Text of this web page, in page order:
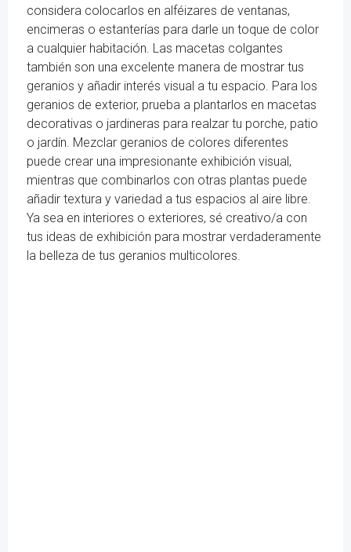
considera colocarlos en alféizares de ventanas,
encimeras o estanterías para darle un toque de color
a cualquier habitación. Las macetas colgantes
también son una excelente manera de mostrar tus
geranios y añadir interés visual a tu espacio. Para los
geranios de exterior, prueba a plantarlos en macetas
decorativas o jardineras para realzar tu porche, patio
o jardín. Mezclar geranios de colores diferentes
puede crear una impresionante exhibición visual,
mientras que combinarlos con otras plantas puede
añadir textura y variedad a tus espacios al aire libre.
Ya sea en interiores o exteriores, sé creativo/a con
tus ideas de exhibición para mostrar verdaderamente
la belleza de tus geranios multicolores.